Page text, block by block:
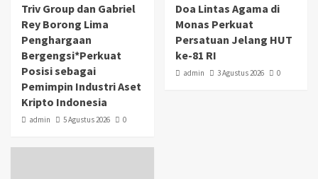
Triv Group dan Gabriel
Rey Borong Lima
Penghargaan
Bergengsi*Perkuat
Posisi sebagai
Pemimpin Industri Aset
Kripto Indonesia
admin 5 Agustus 2026 0
Doa Lintas Agama di
Monas Perkuat
Persatuan Jelang HUT
ke-81 RI
admin 3 Agustus 2026 0